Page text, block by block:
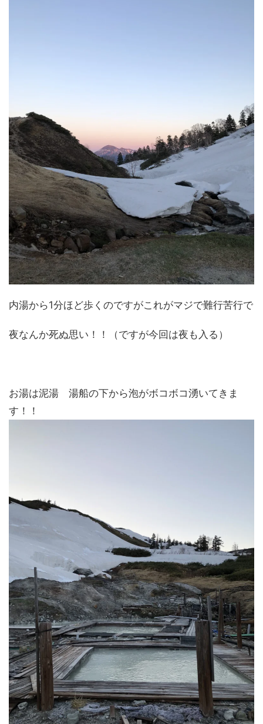
内湯から1分ほど歩くのですがこれがマジで難行苦行で
夜なんか死ぬ思い！！（ですが今回は夜も入る）
お湯は泥湯 湯船の下から泡がボコボコ湧いてきま
す！！